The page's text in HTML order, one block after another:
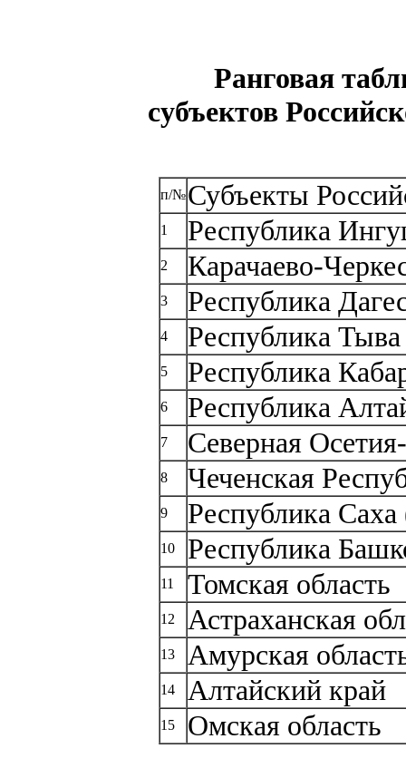
Ранговая
субъектов
п/№ Субъекты
1 Республика
2 Карачаево-
3 Республика
4 Республика Тыва
5 Республика
6 Республика
7 Северная
8 Чеченская
9 Республика
10 Республика
11 Томская область
12 Астраханская
13 Амурская
14 Алтайский край
15
Омская область